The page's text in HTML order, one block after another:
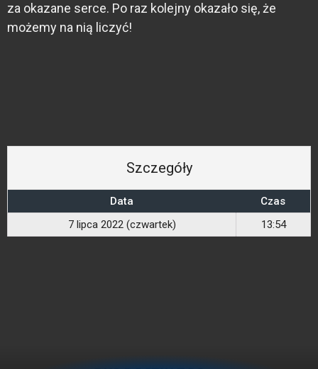
za okazane serce. Po raz kolejny okazało się, że
możemy na nią liczyć!
Szczegóły
Data
Czas
7 lipca 2022 (czwartek)
13:54